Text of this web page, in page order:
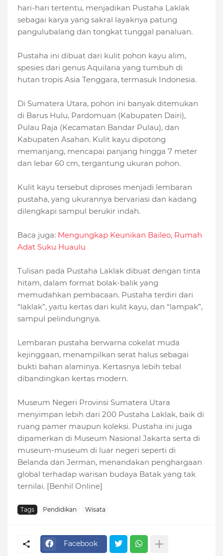
hari-hari tertentu, menjadikan Pustaha Laklak
sebagai karya yang sakral layaknya patung
pangulubalang dan tongkat tunggal panaluan.
Pustaha ini dibuat dari kulit pohon kayu alim,
spesies dari genus Aquilaria yang tumbuh di
hutan tropis Asia Tenggara, termasuk Indonesia.
Di Sumatera Utara, pohon ini banyak ditemukan
di Barus Hulu, Pardomuan (Kabupaten Dairi),
Pulau Raja (Kecamatan Bandar Pulau), dan
Kabupaten Asahan. Kulit kayu dipotong
memanjang, mencapai panjang hingga 7 meter
dan lebar 60 cm, tergantung ukuran pohon.
Kulit kayu tersebut diproses menjadi lembaran
pustaha, yang ukurannya bervariasi dan kadang
dilengkapi sampul berukir indah.
Baca juga: Mengungkap Keunikan Baileo, Rumah
Adat Suku Huaulu
Tulisan pada Pustaha Laklak dibuat dengan tinta
hitam, dalam format bolak-balik yang
memudahkan pembacaan. Pustaha terdiri dari
“laklak”, yaitu kertas dari kulit kayu, dan “lampak”,
sampul pelindungnya.
Lembaran pustaha berwarna cokelat muda
kejinggaan, menampilkan serat halus sebagai
bukti bahan alaminya. Kertasnya lebih tebal
dibandingkan kertas modern.
Museum Negeri Provinsi Sumatera Utara
menyimpan lebih dari 200 Pustaha Laklak, baik di
ruang pamer maupun koleksi. Pustaha ini juga
dipamerkan di Museum Nasional Jakarta serta di
museum-museum di luar negeri seperti di
Belanda dan Jerman, menandakan penghargaan
global terhadap warisan budaya Batak yang tak
ternilai. [Benhil Online]
Tags Pendidikan Wisata
Facebook